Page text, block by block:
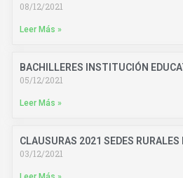
08/12/2021
Leer Más »
BACHILLERES INSTITUCIÓN
05/12/2021
Leer Más »
CLAUSURAS 2021 SEDES
03/12/2021